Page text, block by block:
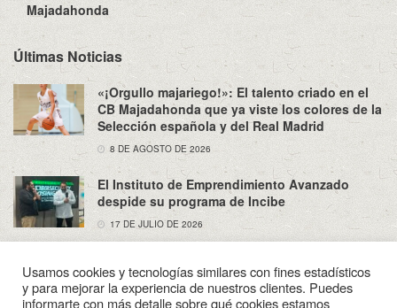
Majadahonda
Últimas Noticias
«¡Orgullo majariego!»: El talento criado en el
CB Majadahonda que ya viste los colores de la
Selección española y del Real Madrid
8 DE AGOSTO DE 2026
El Instituto de Emprendimiento Avanzado
despide su programa de Incibe
17 DE JULIO DE 2026
Usamos cookies y tecnologías similares con fines estadísticos
y para mejorar la experiencia de nuestros clientes. Puedes
informarte con más detalle sobre qué cookies estamos